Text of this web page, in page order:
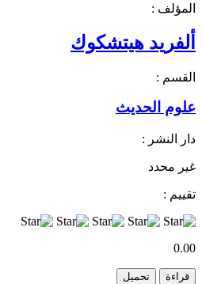
المؤلف :
ألفريد هيتشكوك
القسم :
علوم الحديث
دار النشر :
غير محدد
تقييم :
0.00
قراءة تحميل